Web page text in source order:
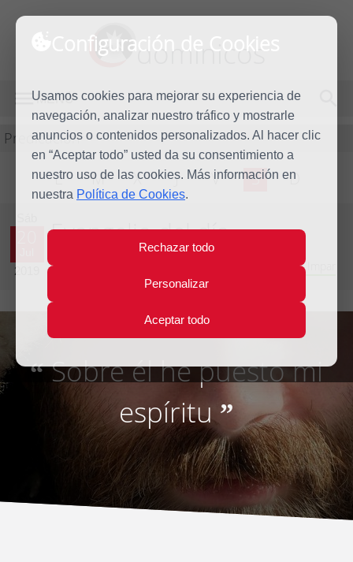
Configuración de Cookies
Usamos cookies para mejorar su experiencia de
navegación, analizar nuestro tráfico y mostrarle
anuncios o contenidos personalizados. Al hacer clic
en “Aceptar todo” usted da su consentimiento a
nuestro uso de las cookies. Más información en
nuestra Política de Cookies.
Rechazar todo
Personalizar
Aceptar todo
dominicos
MENÚ
Predicación
L M X J V S D
2019
Evangelio del día
Decimoquinta semana del Tiempo Ordinario - Año Impar
“Sobre él he puesto mi
espíritu”